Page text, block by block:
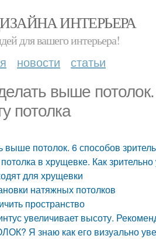
ИНТЕРЬЕРА
для вашего интерьера!
новости статьи
выше
потолка
выше потолок. 6 способов
в хрущевке. Как
для хрущевки
натяжных потолков
пространство
увеличивает высоту.
Я знаю как его визуально